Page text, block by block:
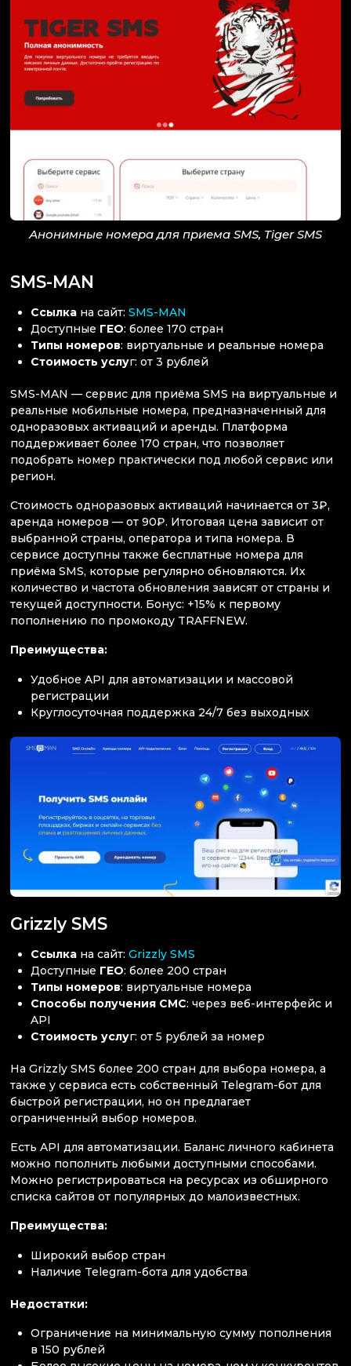
Анонимные номера для приема SMS, Tiger SMS
SMS-MAN
Ссылка на сайт:SMS-MAN
Доступные ГЕО: более 170 стран
Типы номеров: виртуальные и реальные номера
Стоимость услуг: от 3 рублей
SMS-MAN — сервис для приёма SMS на виртуальные и
реальные мобильные номера, предназначенный для
одноразовых активаций и аренды. Платформа
поддерживает более 170 стран, что позволяет
подобрать номер практически под любой сервис или
регион.
Стоимость одноразовых активаций начинается от 3₽,
аренда номеров — от 90₽. Итоговая цена зависит от
выбранной страны, оператора и типа номера. В
сервисе доступны также бесплатные номера для
приёма SMS, которые регулярно обновляются. Их
количество и частота обновления зависят от страны и
текущей доступности. Бонус: +15% к первому
пополнению по промокоду TRAFFNEW.
Преимущества:
Удобное API для автоматизации и массовой
регистрации
Круглосуточная поддержка 24/7 без выходных
Grizzly SMS
Ссылка на сайт:Grizzly SMS
Доступные ГЕО: более 200 стран
Типы номеров: виртуальные номера
Способы получения СМС: через веб-интерфейс и
API
Стоимость услуг: от 5 рублей за номер
На Grizzly SMS более 200 стран для выбора номера, а
также у сервиса есть собственный Telegram-бот для
быстрой регистрации, но он предлагает
ограниченный выбор номеров.
Есть API для автоматизации. Баланс личного кабинета
можно пополнить любыми доступными способами.
Можно регистрироваться на ресурсах из обширного
списка сайтов от популярных до малоизвестных.
Преимущества:
Широкий выбор стран
Наличие Telegram-бота для удобства
Недостатки:
Ограничение на минимальную сумму пополнения
в 150 рублей